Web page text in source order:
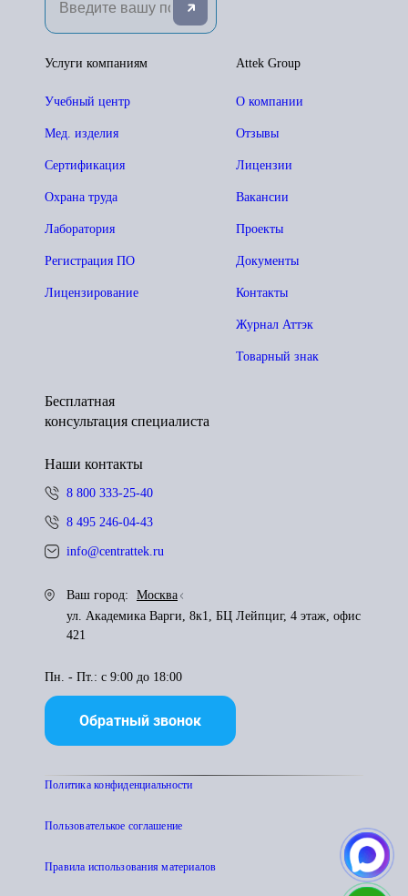
Attek Group
О компании
Отзывы
Лицензии
Вакансии
Проекты
Документы
Контакты
Журнал Аттэк
Товарный знак
Услуги компаниям
Учебный центр
Мед. изделия
Сертификация
Охрана труда
Лаборатория
Регистрация ПО
Лицензирование
Бесплатная
консультация специалиста
Наши контакты
8 800 333-25-40
8 495 246-04-43
info@centrattek.ru
Ваш город:
Москва
ул. Академика Варги, 8к1, БЦ Лейпциг, 4 этаж, офис
421
Пн. - Пт.: с 9:00 до 18:00
Обратный звонок
Политика конфиденциальности
Пользователькое соглашение
Правила использования материалов